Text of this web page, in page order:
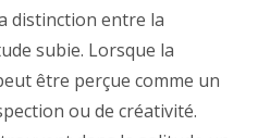
distinction entre la
subie. Lorsque la
être perçue comme un
ou de créativité.